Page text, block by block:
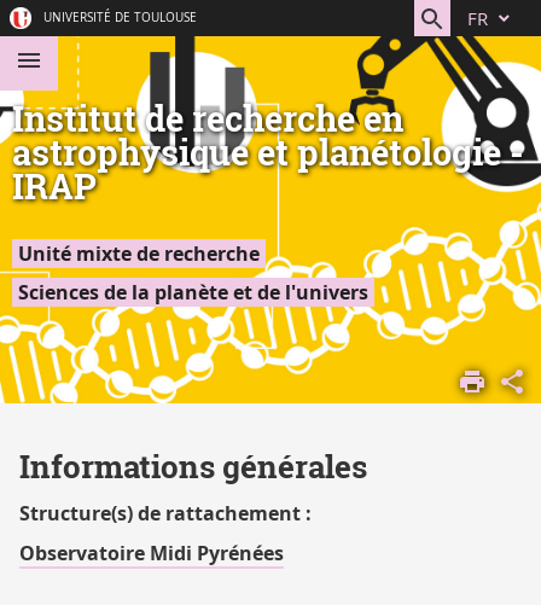
au
directs
UNIVERSITÉ DE TOULOUSE FR
Institut de recherche en
astrophysique et planétologie -
IRAP
Unité mixte de recherche
Sciences de la planète et de l'univers
ACCUEIL
DÉCOUVRIR
RECHERCHE
DE
RECHERCHE
Informations générales
Structure(s) de rattachement :
Observatoire Midi Pyrénées